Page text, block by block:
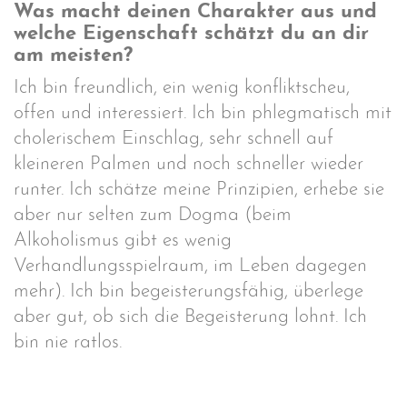
Was macht deinen Charakter aus und
welche Eigenschaft schätzt du an dir
am meisten?
Ich bin freundlich, ein wenig konfliktscheu,
offen und interessiert. Ich bin phlegmatisch mit
cholerischem Einschlag, sehr schnell auf
kleineren Palmen und noch schneller wieder
runter. Ich schätze meine Prinzipien, erhebe sie
aber nur selten zum Dogma (beim
Alkoholismus gibt es wenig
Verhandlungsspielraum, im Leben dagegen
mehr). Ich bin begeisterungsfähig, überlege
aber gut, ob sich die Begeisterung lohnt. Ich
bin nie ratlos.